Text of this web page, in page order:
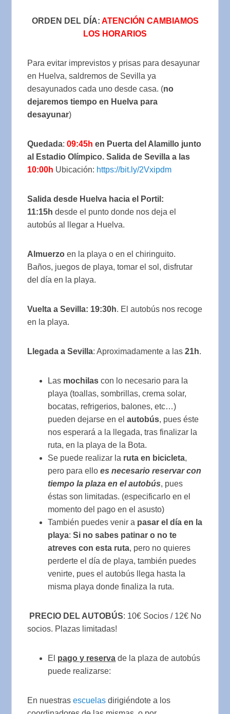
ORDEN DEL DÍA: ATENCIÓN CAMBIAMOS
LOS HORARIOS
Para evitar imprevistos y prisas para desayunar
en Huelva, saldremos de Sevilla ya
desayunados cada uno desde casa. (no
dejaremos tiempo en Huelva para
desayunar)
Quedada:09:45h en Puerta del Alamillo junto
al Estadio Olímpico. Salida de Sevilla a las
10:00h Ubicación: https://bit.ly/2Vxipdm
Salida desde Huelva hacia el Portil:
11:15h desde el punto donde nos deja el
autobús al llegar a Huelva.
Almuerzo en la playa o en el chiringuito.
Baños, juegos de playa, tomar el sol, disfrutar
del día en la playa.
Vuelta a Sevilla: 19:30h. El autobús nos recoge
en la playa.
Llegada a Sevilla: Aproximadamente a las21h.
Las mochilas con lo necesario para la
playa (toallas, sombrillas, crema solar,
bocatas, refrigerios, balones, etc…)
pueden dejarse en elautobús, pues éste
nos esperará a la llegada, tras finalizar la
ruta, en la playa de la Bota.
Se puede realizar la ruta en bicicleta,
pero para elloes necesario reservar con
tiempo la plaza en el autobús, pues
éstas son limitadas. (especificarlo en el
momento del pago en el asusto)
También puedes venir a pasar el día en la
playa:Si no sabes patinar o no te
atreves con esta ruta, pero no quieres
perderte el día de playa, también puedes
venirte, pues el autobús llega hasta la
misma playa donde finaliza la ruta.
PRECIO DEL AUTOBÚS: 10€ Socios / 12€ No
socios. Plazas limitadas!
El pago y reserva de la plaza de autobús
puede realizarse:
En nuestrasescuelas dirigiéndote a los